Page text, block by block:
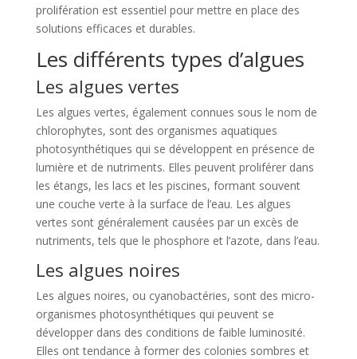
prolifération est essentiel pour mettre en place des
solutions efficaces et durables.
Les différents types d’algues
Les algues vertes
Les algues vertes, également connues sous le nom de
chlorophytes, sont des organismes aquatiques
photosynthétiques qui se développent en présence de
lumière et de nutriments. Elles peuvent proliférer dans
les étangs, les lacs et les piscines, formant souvent
une couche verte à la surface de l’eau. Les algues
vertes sont généralement causées par un excès de
nutriments, tels que le phosphore et l’azote, dans l’eau.
Les algues noires
Les algues noires, ou cyanobactéries, sont des micro-
organismes photosynthétiques qui peuvent se
développer dans des conditions de faible luminosité.
Elles ont tendance à former des colonies sombres et